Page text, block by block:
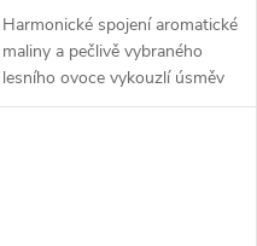
Harmonické spojení aromatické
maliny a pečlivě vybraného
lesního ovoce vykouzlí úsměv
na tváři každého milovníka